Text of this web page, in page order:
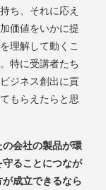
ち、それに応え
価値をいかに提
理解して動くこ
特に受講者たち
ジネス創出に貢
もらえたらと思
会社の製品が環
ることにつなが
成立できるなら